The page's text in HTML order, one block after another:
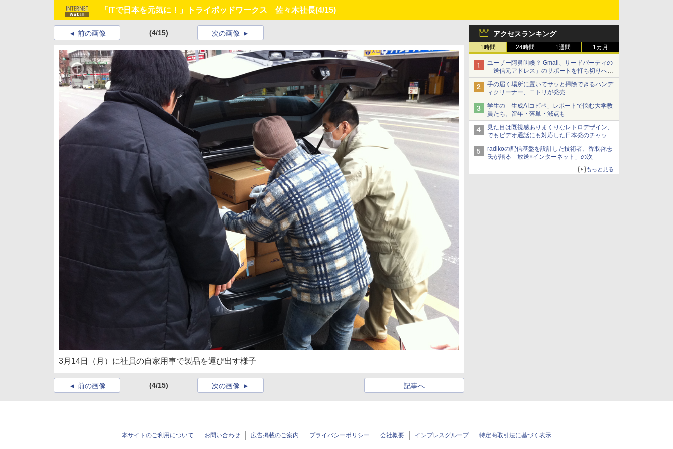
「ITで日本を元気に！」トライポッドワークス 佐々木社長(4/15)
アクセスランキング
1時間 24時間 1週間 1カ月
ユーザー阿鼻叫喚？ Gmail、サードパーティの
「送信元アドレス」のサポートを打ち切りへ
【やじうまWatch】
手の届く場所に置いてサッと掃除できるハンデ
ィクリーナー、ニトリが発売
学生の「生成AIコピペ」レポートで悩む大学教
員たち。留年・落単・減点も
見た目は既視感ありまくりなレトロデザイン、
でもビデオ通話にも対応した日本発のチャット
アプリが登場【やじうまWatch】
radikoの配信基盤を設計した技術者、香取啓志
氏が語る「放送×インターネット」の次
もっと見る
前の画像 (4/15) 次の画像
3月14日（月）に社員の自家用車で製品を運び出す様子
前の画像 (4/15) 記事へ
次の画像
本サイトのご利用について お問い合わせ 広告掲載のご案内 プライバシーポリシー 会社概要 インプレスグループ 特定商取引法に基づく表示